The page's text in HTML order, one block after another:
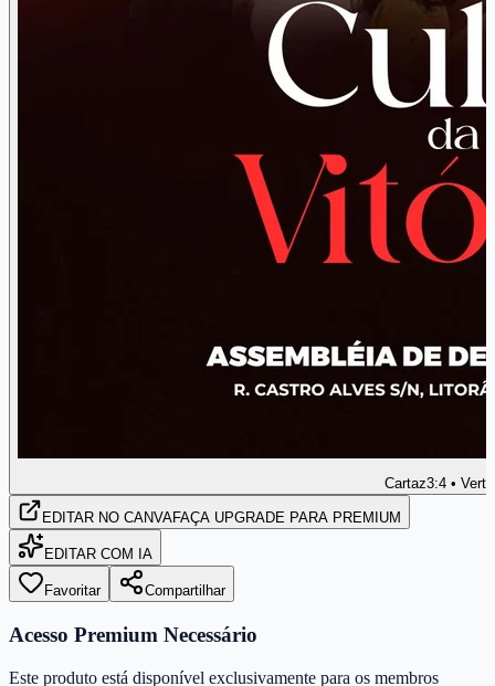
Cartaz3:4 •
EDITAR NO CANVAFAÇA UPGRADE PARA PREMIUM
EDITAR COM IA
Favoritar Compartilhar
Acesso Premium Necessário
Este produto está disponível exclusivamente para os membros